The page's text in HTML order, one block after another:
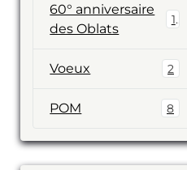
60° anniversaire
des Oblats
1
Voeux 2
POM 8